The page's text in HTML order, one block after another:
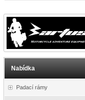
Nabídka
Padací rámy